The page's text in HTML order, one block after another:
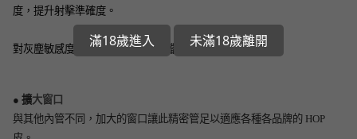
度，提升射擊準確度。
對灰塵敏感度降低，並減緩 BB 掉蠟粉現象。
● 擴大窗口
與其他內管不同，加大的窗口讓此精密管足以適應各種各品牌的 HOP
滿18歲進入 未滿18歲離開